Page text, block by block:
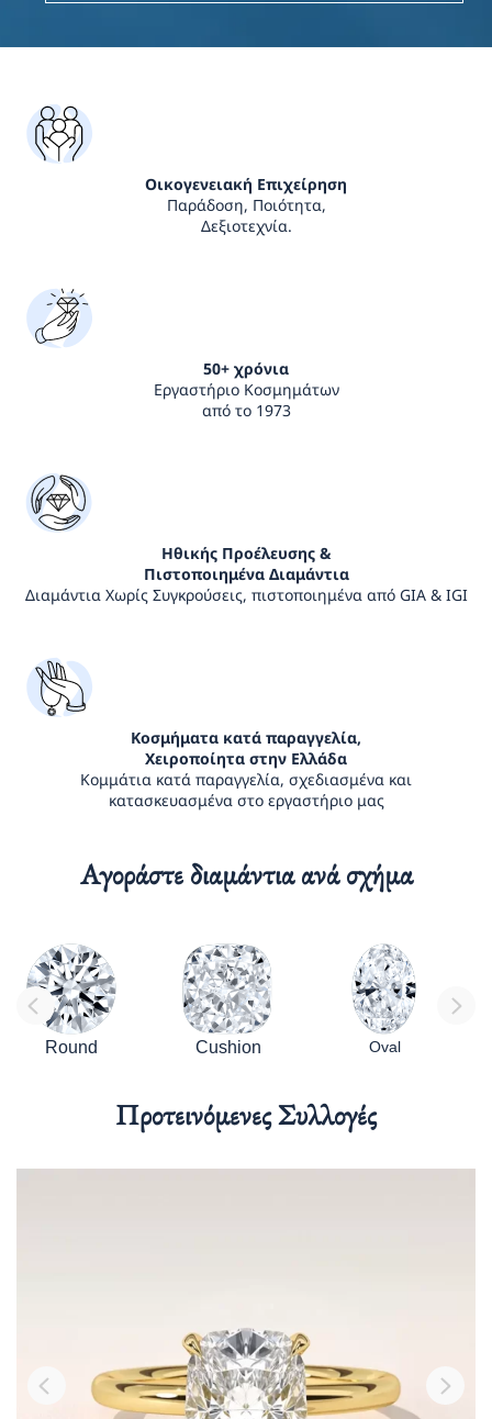
Οικογενειακή Επιχείρηση
Παράδοση, Ποιότητα,
Δεξιοτεχνία.
50+ χρόνια
Εργαστήριο Κοσμημάτων
από το 1973
Ηθικής Προέλευσης &
Πιστοποιημένα Διαμάντια
Διαμάντια Χωρίς Συγκρούσεις, πιστοποιημένα από GIA & IGI
Κοσμήματα κατά παραγγελία,
Χειροποίητα στην Ελλάδα
Κομμάτια κατά παραγγελία, σχεδιασμένα και
κατασκευασμένα στο εργαστήριο μας
Αγοράστε διαμάντια ανά σχήμα
Round Cushion Oval
Προτεινόμενες Συλλογές